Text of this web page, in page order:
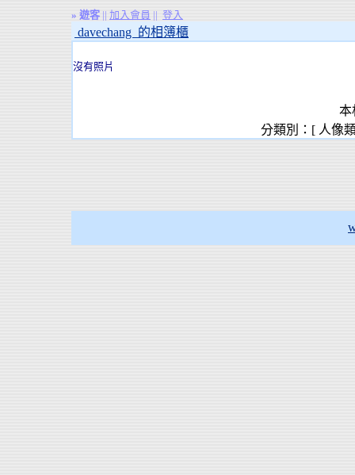
» 遊客 || 加入會員 || 登入
davechang 的相簿櫃
沒有照片
本
分類別：[ 人像